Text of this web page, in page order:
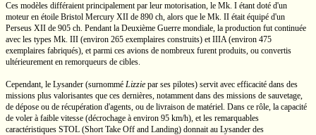
Ces modèles différaient principalement par leur motorisation, le Mk. I étant doté d'un
moteur en étoile Bristol Mercury XII de 890 ch, alors que le Mk. II était équipé d'un
Perseus XII de 905 ch. Pendant la Deuxième Guerre mondiale, la production fut continuée
avec les types Mk. III (environ 265 exemplaires construits) et IIIA (environ 475
exemplaires fabriqués), et parmi ces avions de nombreux furent produits, ou convertis
ultérieurement en remorqueurs de cibles.
Cependant, le Lysander (surnommé Lizzie par ses pilotes) servit avec efficacité dans des
missions plus valorisantes que ces dernières, notamment dans des missions de sauvetage,
de dépose ou de récupération d'agents, ou de livraison de matériel. Dans ce rôle, la capacité
de voler à faible vitesse (décrochage à environ 95 km/h), et les remarquables
caractéristiques STOL (Short Take Off and Landing) donnait au Lysander des